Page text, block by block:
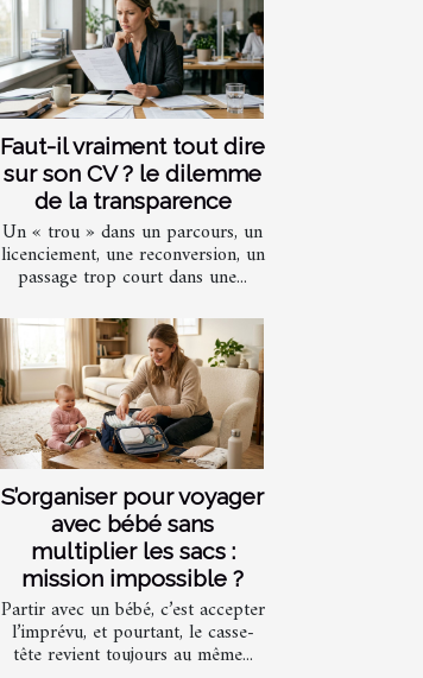
Faut-il vraiment tout dire
sur son CV ? le dilemme
de la transparence
Un « trou » dans un parcours, un
licenciement, une reconversion, un
passage trop court dans une...
S’organiser pour voyager
avec bébé sans
multiplier les sacs :
mission impossible ?
Partir avec un bébé, c’est accepter
l’imprévu, et pourtant, le casse-
tête revient toujours au même...